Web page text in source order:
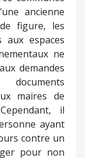
ancienne
figure, les
aux espaces
ne
demandes
maires de
il
ayant
contre un
pour non